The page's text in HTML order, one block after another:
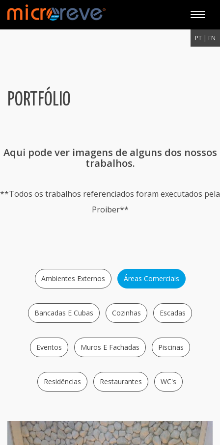
PT | EN
Toggle
PORTFÓLIO
Aqui pode ver imagens de alguns dos nossos
trabalhos.
**Todos os trabalhos referenciados foram executados pela
Proiber**
Ambientes Externos Áreas Comerciais
Bancadas E Cubas Cozinhas Escadas
Eventos Muros E Fachadas Piscinas
Residências Restaurantes WC's